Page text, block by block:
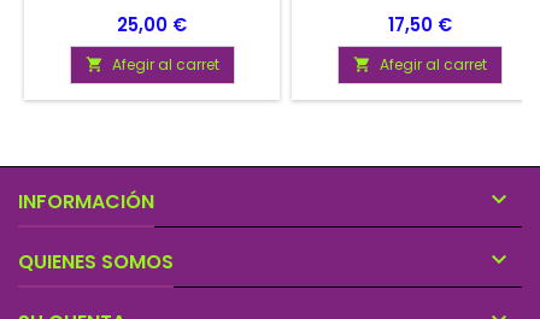
Preu
25,00 €
 Afegir al carret
Preu
17,50 €
 Afegir al carret
INFORMACIÓN 
QUIENES SOMOS 